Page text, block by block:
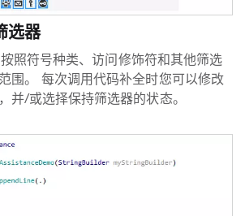
选器
照符号种类、访问修饰符和其他筛选
围。 每次调用代码补全时您可以修改
并/或选择保持筛选器的状态。